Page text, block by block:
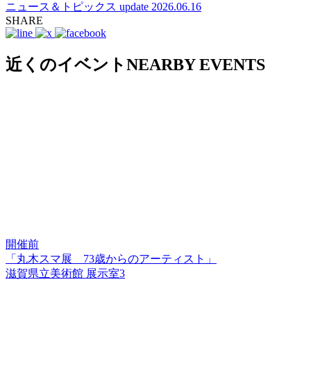
ニュース＆トピックス update 2026.06.16
SHARE
近くのイベントNEARBY EVENTS
開催前
「丸木スマ展 73歳からのアーティスト」
滋賀県立美術館 展示室3